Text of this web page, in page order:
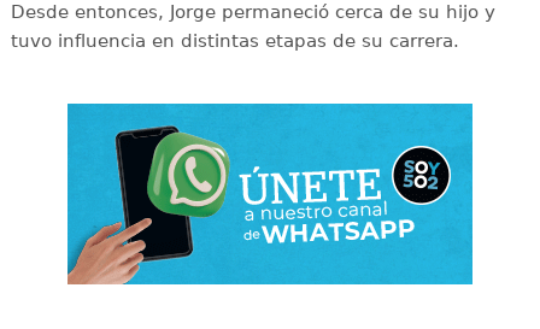
Desde entonces, Jorge permaneció cerca de su hijo y
tuvo influencia en distintas etapas de su carrera.